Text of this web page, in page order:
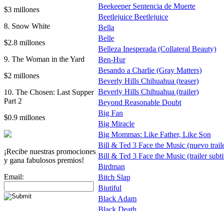
$3 millones
8. Snow White
$2.8 millones
9. The Woman in the Yard
$2 millones
10. The Chosen: Last Supper
Part 2
$0.9 millones
¡Recibe nuestras promociones
y gana fabulosos premios!
Email:
Beekeeper Sentencia de Muerte
Beetlejuice Beetlejuice
Bella
Belle
Belleza Inesperada (Collateral Beauty)
Ben-Hur
Besando a Charlie (Gray Matters)
Beverly Hills Chihuahua (teaser)
Beverly Hills Chihuahua (trailer)
Beyond Reasonable Doubt
Big Fan
Big Miracle
Big Mommas: Like Father, Like Son
Bill & Ted 3 Face the Music (nuevo
Bill & Ted 3 Face the Music (trailer
Birdman
Bitch Slap
Biutiful
Black Adam
Black Death